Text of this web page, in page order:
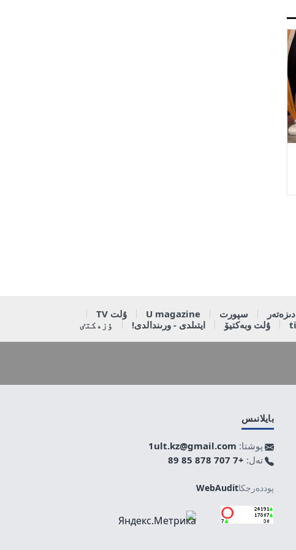
دىزەتەر سپورت U magazine
ۇلت TV
ۇلت وبەكتيۆ ايتىلدى - ورىندالدى! ٶزەكتٸ
بايلانىس
پوشتا: 1ult.kz@gmail.com
تەل: +7 707 878 85 89
پوددەرجكاWebAudit